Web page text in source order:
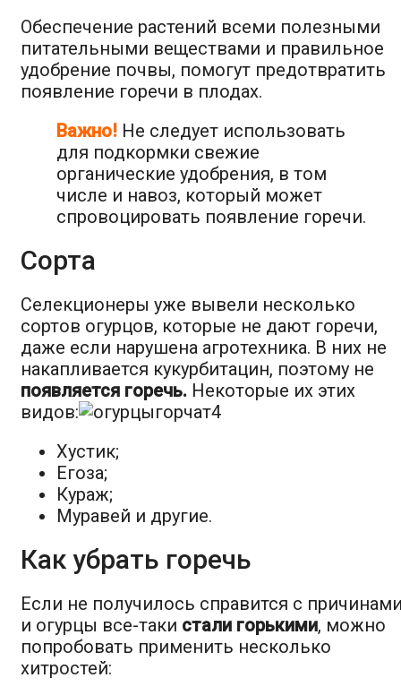
Обеспечение растений всеми полезными
питательными веществами и правильное
удобрение почвы, помогут предотвратить
появление горечи в плодах.
Важно! Не следует использовать
для подкормки свежие
органические удобрения, в том
числе и навоз, который может
спровоцировать появление горечи.
Сорта
Селекционеры уже вывели несколько
сортов огурцов, которые не дают горечи,
даже если нарушена агротехника. В них не
накапливается кукурбитацин, поэтому не
появляется горечь. Некоторые их этих
видов:
Хустик;
Егоза;
Кураж;
Муравей и другие.
Как убрать горечь
Если не получилось справится с
и огурцы все-таки стали горькими, можно
попробовать применить несколько
хитростей: